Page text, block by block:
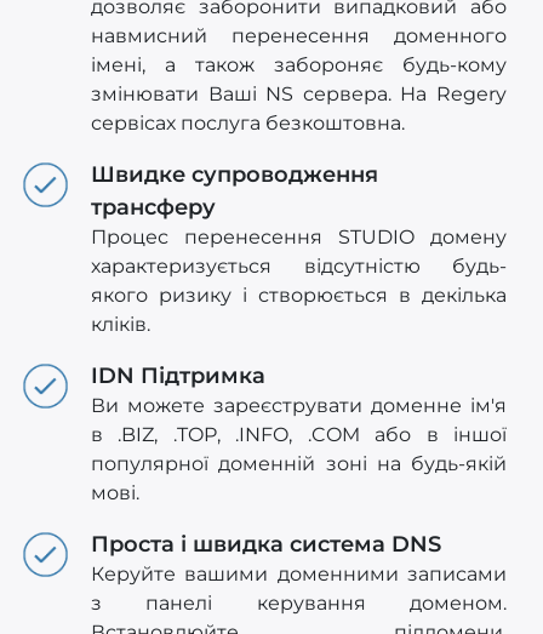
дозволяє заборонити випадковий або
навмисний перенесення доменного
імені, а також забороняє будь-кому
змінювати Ваші NS сервера. На Regery
сервісах послуга безкоштовна.
Швидке супроводження
трансферу
Процес перенесення STUDIO домену
характеризується відсутністю будь-
якого ризику і створюється в декілька
кліків.
IDN Підтримка
Ви можете зареєструвати доменне ім'я
в .BIZ, .TOP, .INFO, .COM або в іншої
популярної доменній зоні на будь-якій
мові.
Проста і швидка система DNS
Керуйте вашими доменними записами
з панелі керування доменом.